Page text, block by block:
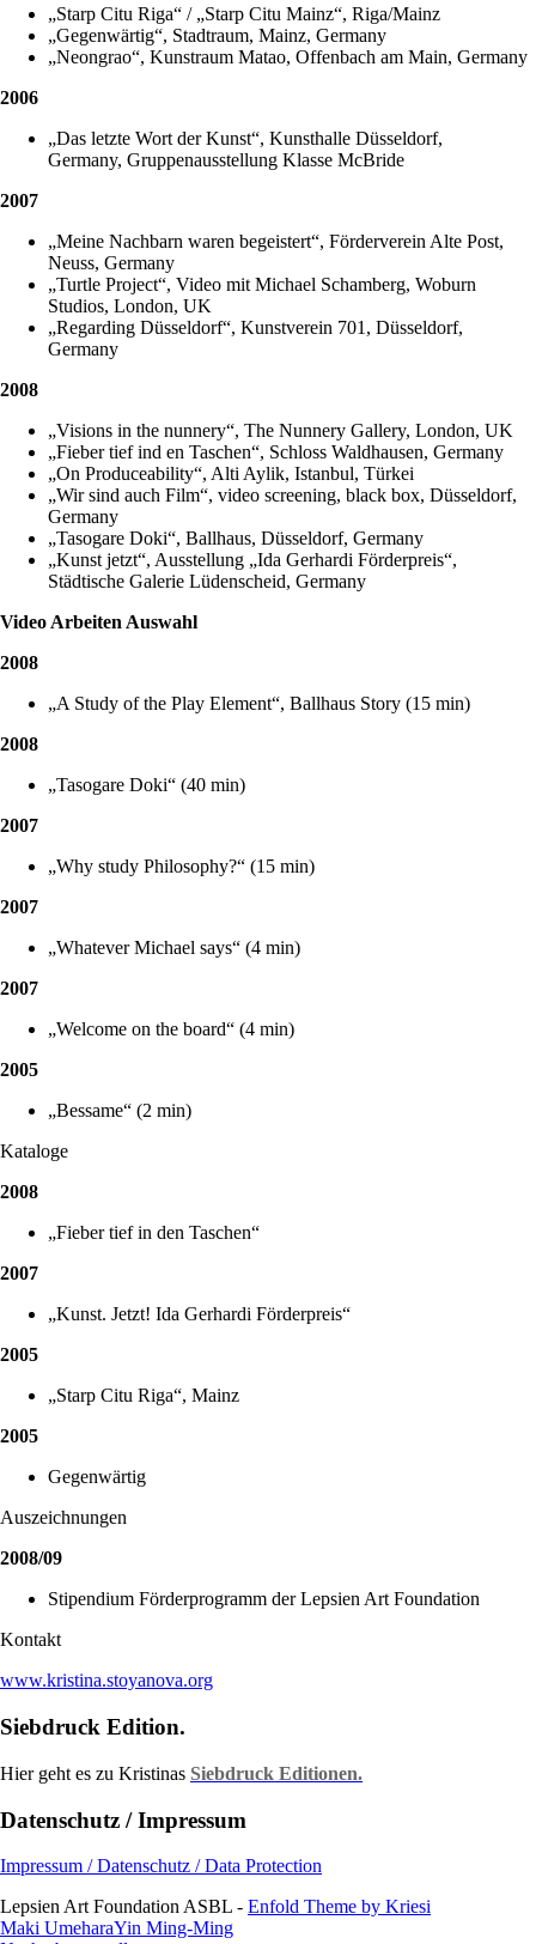
„Starp Citu Riga“ / „Starp Citu Mainz“, Riga/Mainz
„Gegenwärtig“, Stadtraum, Mainz, Germany
„Neongrao“, Kunstraum Matao, Offenbach am Main, Germany
2006
„Das letzte Wort der Kunst“, Kunsthalle Düsseldorf,
Germany, Gruppenausstellung Klasse McBride
2007
„Meine Nachbarn waren begeistert“, Förderverein Alte Post,
Neuss, Germany
„Turtle Project“, Video mit Michael Schamberg, Woburn
Studios, London, UK
„Regarding Düsseldorf“, Kunstverein 701, Düsseldorf,
Germany
2008
„Visions in the nunnery“, The Nunnery Gallery, London, UK
„Fieber tief ind en Taschen“, Schloss Waldhausen, Germany
„On Produceability“, Alti Aylik, Istanbul, Türkei
„Wir sind auch Film“, video screening, black box, Düsseldorf,
Germany
„Tasogare Doki“, Ballhaus, Düsseldorf, Germany
„Kunst jetzt“, Ausstellung „Ida Gerhardi Förderpreis“,
Städtische Galerie Lüdenscheid, Germany
Video Arbeiten Auswahl
2008
„A Study of the Play Element“, Ballhaus Story (15 min)
2008
„Tasogare Doki“ (40 min)
2007
„Why study Philosophy?“ (15 min)
2007
„Whatever Michael says“ (4 min)
2007
„Welcome on the board“ (4 min)
2005
„Bessame“ (2 min)
Kataloge
2008
„Fieber tief in den Taschen“
2007
„Kunst. Jetzt! Ida Gerhardi Förderpreis“
2005
„Starp Citu Riga“, Mainz
2005
Gegenwärtig
Auszeichnungen
2008/09
Stipendium Förderprogramm der Lepsien Art Foundation
Kontakt
www.kristina.stoyanova.org
Siebdruck Edition.
Hier geht es zu Kristinas Siebdruck Editionen.
Datenschutz / Impressum
Impressum / Datenschutz / Data Protection
Lepsien Art Foundation ASBL - Enfold Theme by Kriesi
Maki UmeharaYin Ming-Ming